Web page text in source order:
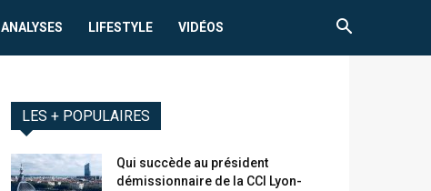
ANALYSES LIFESTYLE VIDÉOS
LES + POPULAIRES
Qui succède au président
démissionnaire de la CCI Lyon-